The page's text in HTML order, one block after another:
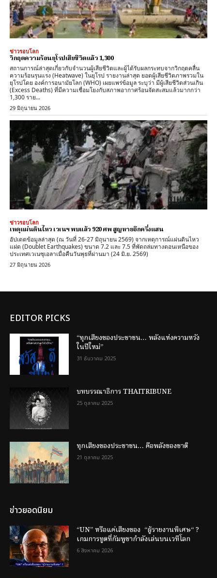
ข่าวรอบโลก
วิกฤตความร้อนยุโรปเสียชีวิตแล้ว 1,300
สถานการณ์ล่าสุดเกี่ยวกับจำนวนผู้เสียชีวิตและผู้ได้รับผลกระทบจากวิกฤตคลื่น
ความร้อนรุนแรง (Heatwave) ในยุโรป รายงานล่าสุด ​ยอดผู้เสียชีวิตภาพรวมใน
ยุโรปโดย ​องค์การอนามัยโลก (WHO) เผยแพร่ข้อมูล ระบุว่า มีผู้เสียชีวิตส่วนเกิน
(Excess Deaths) ที่มีความเชื่อมโยงกับสภาพอากาศร้อนจัดสะสมแล้วมากกว่า
1,300 ราย...
29 มิถุนายน 2026
ข่าวรอบโลก
เหตุแผ่นดินไหว เวเนฯ พบแล้ว 920 ศพ สูญหายอีกครึ่งแสน
อัปเดตข้อมูลล่าสุด (ณ วันที่ 26-27 มิถุนายน 2569) จากเหตุการณ์แผ่นดินไหว
แฝด (Doublet Earthquakes) ขนาด 7.2 และ 7.5 ที่พัดถล่มทางตอนเหนือของ
ประเทศเวเนซุเอลาเมื่อคืนวันพุธที่ผ่านมา (24 มิ.ย. 2569)
27 มิถุนายน 2026
EDITOR PICKS
“ทุกเสียงของประชาชน… พลังแห่งความหวัง
ในปีใหม่”
31 ธันวาคม 2025
บทบรรณาธิการ THAITRIBUNE
25 ตุลาคม 2025
ทุกเสียงของประชาชน… คือพลังของชาติ
21 ตุลาคม 2025
ข่าวยอดนิยม
“UN” หรือแค่เสียงของ “ผู้รายงานพิเศษ“ ?
เกมการทูตที่กัมพูชากำลังเล่นบนเวทีโลก
6 สิงหาคม 2026